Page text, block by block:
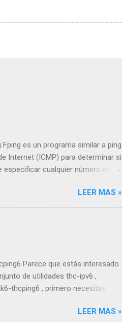
es un programa similar a ping
Internet (ICMP) para determinar si
cualquier número de
responda, fping envía un paquete
Como instalar: sudo apt
de la red fping6 Compatibilidad
fping en Kali Linux es una
LEER MAS »
Parece que estás interesado
de utilidades thc-ipv6 ,
thcping6 , primero necesitas
install thc-ipv6 Una vez que lo
LEER MAS »